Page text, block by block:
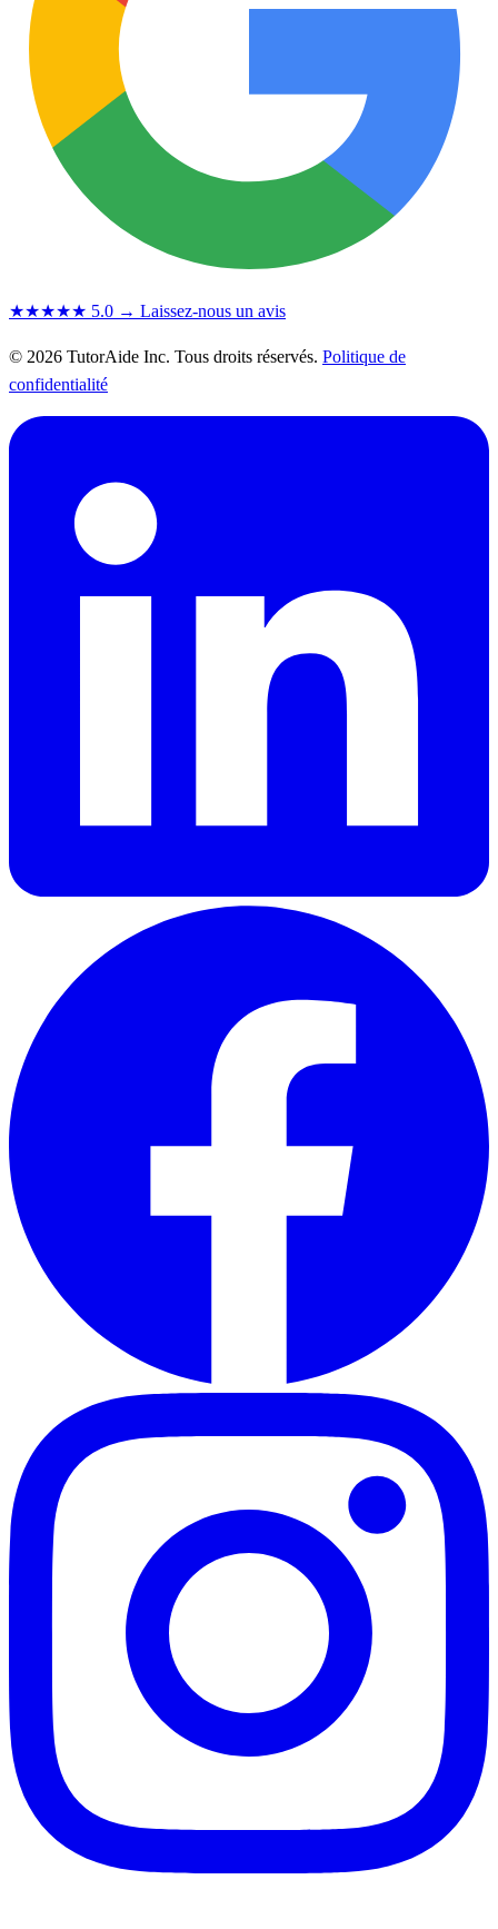
★★★★★ 5.0 → Laissez-nous un avis
© 2026 TutorAide Inc. Tous droits réservés. Politique de
confidentialité